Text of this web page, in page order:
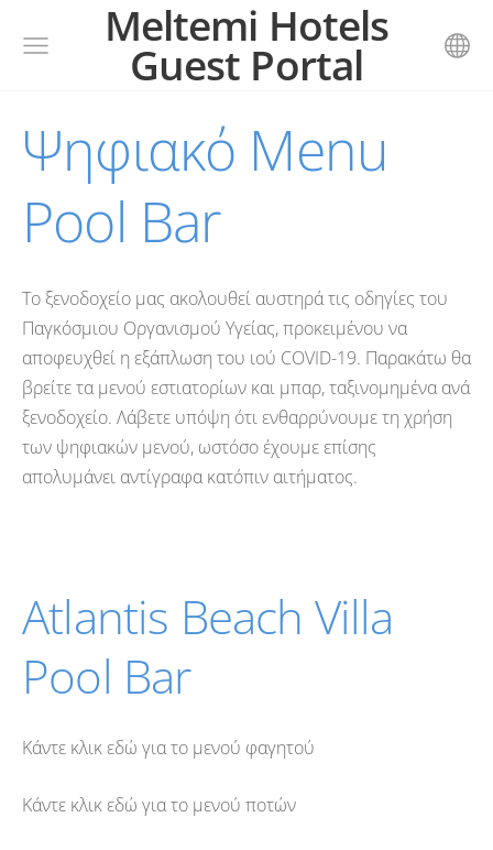
Meltemi Hotels
Guest Portal
Ψηφιακό Menu
Pool Bar
Το ξενοδοχείο μας ακολουθεί αυστηρά τις οδηγίες του
Παγκόσμιου Οργανισμού Υγείας, προκειμένου να
αποφευχθεί η εξάπλωση του ιού COVID-19. Παρακάτω θα
βρείτε τα μενού εστιατορίων και μπαρ, ταξινομημένα ανά
ξενοδοχείο. Λάβετε υπόψη ότι ενθαρρύνουμε τη χρήση
των ψηφιακών μενού, ωστόσο έχουμε επίσης
απολυμάνει αντίγραφα κατόπιν αιτήματος.
Atlantis Beach Villa
Pool Bar
Κάντε κλικ εδώ για το μενού φαγητού
Κάντε κλικ εδώ για το μενού ποτών